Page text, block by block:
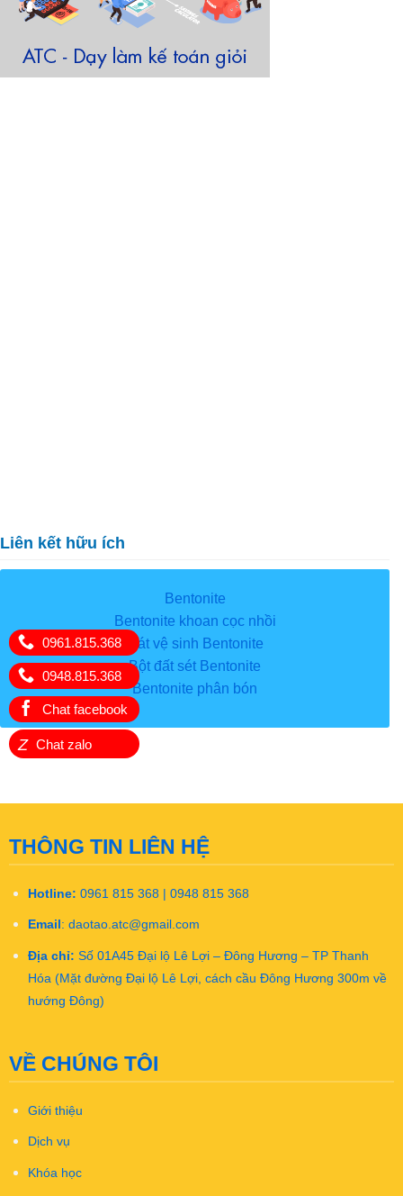
0961.815.368
0948.815.368
Chat facebook
Z Chat zalo
Liên kết hữu ích
Bentonite
Bentonite khoan cọc nhồi
Cát vệ sinh Bentonite
Bột đất sét Bentonite
Bentonite phân bón
THÔNG TIN LIÊN HỆ
Hotline: 0961 815 368 | 0948 815 368
Email : daotao.atc@gmail.com
Địa chỉ: Số 01A45 Đại lộ Lê Lợi – Đông Hương – TP Thanh
Hóa (Mặt đường Đại lộ Lê Lợi, cách cầu Đông Hương 300m về
hướng Đông)
VỀ CHÚNG TÔI
Giới thiệu
Dịch vụ
Khóa học